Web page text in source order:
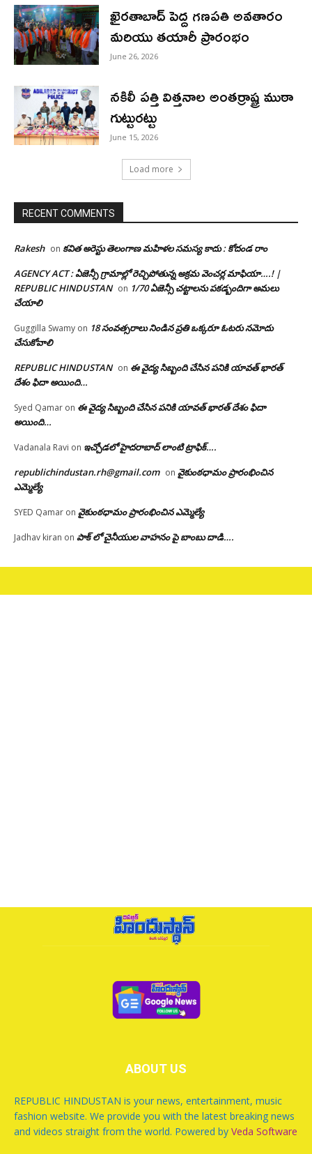
ఖైరతాబాద్ పెద్ద గణపతి అవతారం
మరియు తయారీ ప్రారంభం
June 26, 2026
నకిలీ పత్తి విత్తనాల అంతర్రాష్ట్ర ముఠా
గుట్టురట్టు
June 15, 2026
Load more
RECENT COMMENTS
Rakesh on కవిత అరెస్టు తెలంగాణ మహిళల సమస్య కాదు : కోదండ రాం
AGENCY ACT : ఏజెన్సీ గ్రామాల్లో రెచ్చిపోతున్న అక్రమ వెంచర్ల మాఫియా….! |
REPUBLIC HINDUSTAN on 1/70 ఏజెన్సీ చట్టాలను పకడ్బందిగా అమలు
చేయాలి
Guggilla Swamy on 18 సంవత్సరాలు నిండిన ప్రతి ఒక్కరూ ఓటరు నమోదు
చేసుకోవాలి
REPUBLIC HINDUSTAN on ఈ వైద్య సిబ్బంది చేసిన పనికి యావత్ భారత్
దేశం ఫిదా అయింది…
Syed Qamar on ఈ వైద్య సిబ్బంది చేసిన పనికి యావత్ భారత్ దేశం ఫిదా
అయింది…
Vadanala Ravi on ఇచ్చోడలో హైదరాబాద్ లాంటి ట్రాఫిక్….
republichindustan.rh@gmail.com on వైకుంఠధామం ప్రారంభించిన
ఎమ్మెల్యే
SYED Qamar on వైకుంఠధామం ప్రారంభించిన ఎమ్మెల్యే
Jadhav kiran on పాక్ లో చైనీయుల వాహనం పై బాంబు దాడి….
ABOUT US
REPUBLIC HINDUSTAN is your news, entertainment, music
fashion website. We provide you with the latest breaking news
and videos straight from the world. Powered by Veda Software